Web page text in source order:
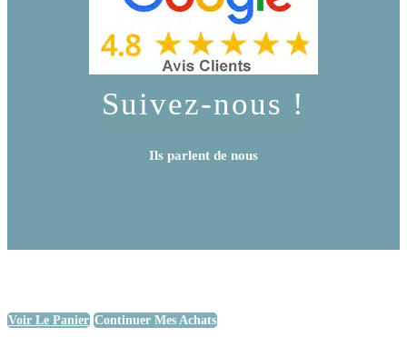
Suivez-nous !
Ils parlent de nous
Voir Le Panier Continuer Mes Achats